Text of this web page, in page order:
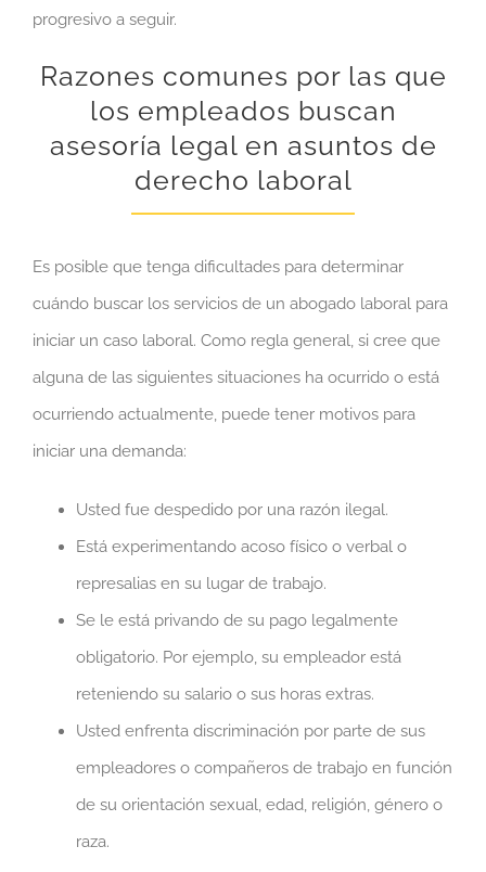
progresivo a seguir.
Razones comunes por las que
los empleados buscan
asesoría legal en asuntos de
derecho laboral
Es posible que tenga dificultades para determinar
cuándo buscar los servicios de un abogado laboral para
iniciar un caso laboral. Como regla general, si cree que
alguna de las siguientes situaciones ha ocurrido o está
ocurriendo actualmente, puede tener motivos para
iniciar una demanda:
Usted fue despedido por una razón ilegal.
Está experimentando acoso físico o verbal o
represalias en su lugar de trabajo.
Se le está privando de su pago legalmente
obligatorio. Por ejemplo, su empleador está
reteniendo su salario o sus horas extras.
Usted enfrenta discriminación por parte de sus
empleadores o compañeros de trabajo en función
de su orientación sexual, edad, religión, género o
raza.